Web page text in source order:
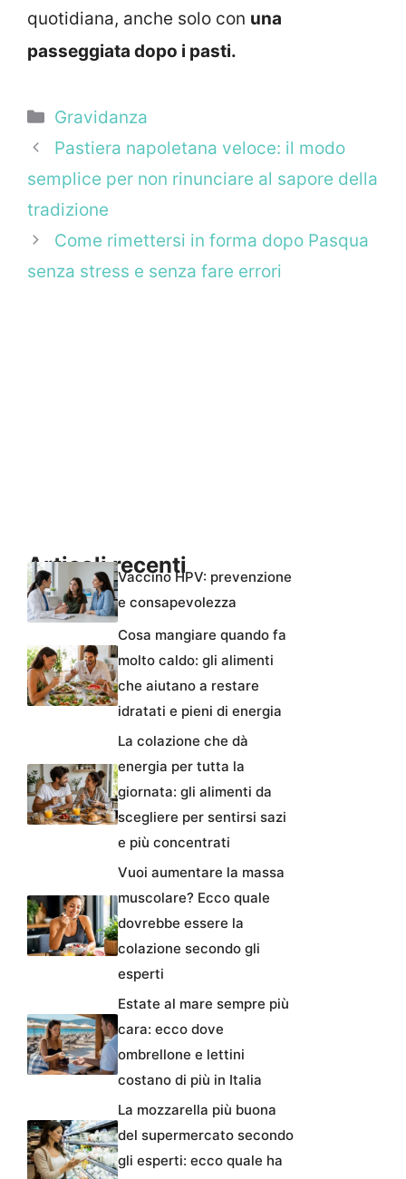
quotidiana, anche solo con una
passeggiata dopo i pasti.
Categorie
Gravidanza
Pastiera napoletana veloce: il modo
semplice per non rinunciare al sapore della
tradizione
Come rimettersi in forma dopo Pasqua
senza stress e senza fare errori
Articoli recentiVaccino HPV: prevenzione
e consapevolezza
Cosa mangiare quando fa
molto caldo: gli alimenti
che aiutano a restare
idratati e pieni di energia
La colazione che dà
energia per tutta la
giornata: gli alimenti da
scegliere per sentirsi sazi
e più concentrati
Vuoi aumentare la massa
muscolare? Ecco quale
dovrebbe essere la
colazione secondo gli
esperti
Estate al mare sempre più
cara: ecco dove
ombrellone e lettini
costano di più in Italia
La mozzarella più buona
del supermercato secondo
gli esperti: ecco quale ha